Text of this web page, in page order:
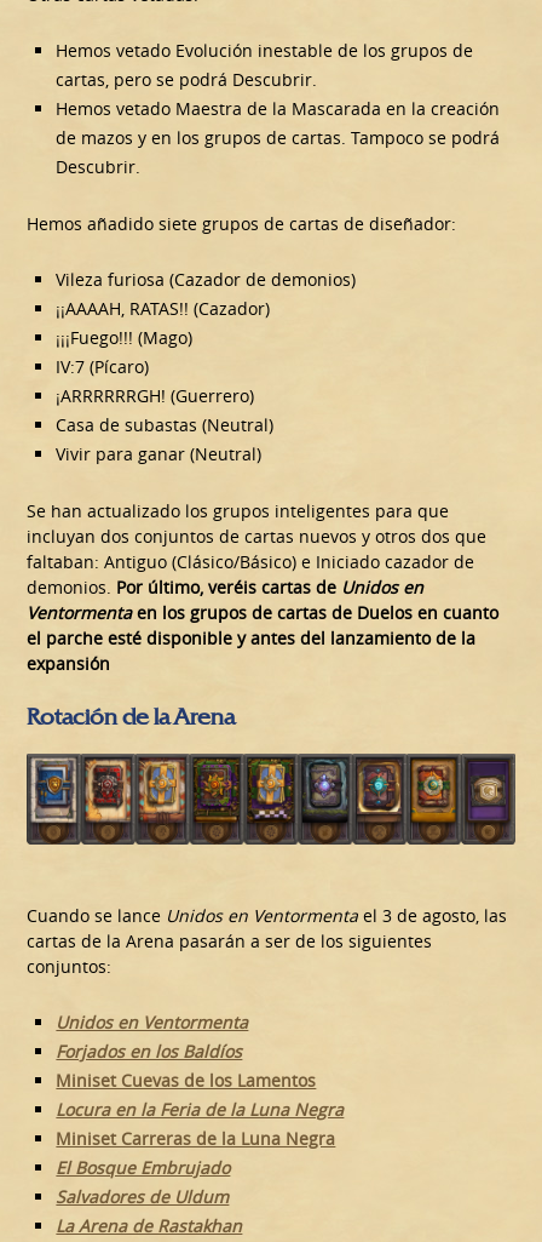
Hemos vetado Evolución inestable de los grupos de
cartas, pero se podrá Descubrir.
Hemos vetado Maestra de la Mascarada en la creación
de mazos y en los grupos de cartas. Tampoco se podrá
Descubrir.
Hemos añadido siete grupos de cartas de diseñador:
Vileza furiosa (Cazador de demonios)
¡¡AAAAH, RATAS!! (Cazador)
¡¡¡Fuego!!! (Mago)
IV:7 (Pícaro)
¡ARRRRRRGH! (Guerrero)
Casa de subastas (Neutral)
Vivir para ganar (Neutral)
Se han actualizado los grupos inteligentes para que
incluyan dos conjuntos de cartas nuevos y otros dos que
faltaban: Antiguo (Clásico/Básico) e Iniciado cazador de
demonios. Por último, veréis cartas de Unidos en
Ventormentaen los grupos de cartas de Duelos en cuanto
el parche esté disponible y antes del lanzamiento de la
expansión
Rotación de la Arena
Cuando se lance Unidos en Ventormenta el 3 de agosto, las
cartas de la Arena pasarán a ser de los siguientes
conjuntos:
Unidos en Ventormenta
Forjados en los Baldíos
Miniset Cuevas de los Lamentos
Locura en la Feria de la Luna Negra
Miniset Carreras de la Luna Negra
El Bosque Embrujado
Salvadores de Uldum
La Arena de Rastakhan